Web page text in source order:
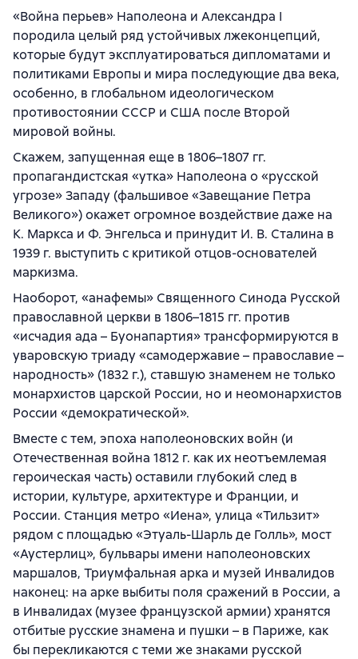
«Война перьев» Наполеона и Александра I
породила целый ряд устойчивых лжеконцепций,
которые будут эксплуатироваться дипломатами и
политиками Европы и мира последующие два века,
особенно, в глобальном идеологическом
противостоянии СССР и США после Второй
мировой войны.
Скажем, запущенная еще в 1806–1807 гг.
пропагандистская «утка» Наполеона о «русской
угрозе» Западу (фальшивое «Завещание Петра
Великого») окажет огромное воздействие даже на
К. Маркса и Ф. Энгельса и принудит И. В. Сталина в
1939 г. выступить с критикой отцов-основателей
маркизма.
Наоборот, «анафемы» Священного Синода Русской
православной церкви в 1806–1815 гг. против
«исчадия ада – Буонапартия» трансформируются в
уваровскую триаду «самодержавие – православие –
народность» (1832 г.), ставшую знаменем не только
монархистов царской России, но и неомонархистов
России «демократической».
Вместе с тем, эпоха наполеоновских войн (и
Отечественная война 1812 г. как их неотъемлемая
героическая часть) оставили глубокий след в
истории, культуре, архитектуре и Франции, и
России. Станция метро «Иена», улица «Тильзит»
рядом с площадью «Этуаль-Шарль де Голль», мост
«Аустерлиц», бульвары имени наполеоновских
маршалов, Триумфальная арка и музей Инвалидов
наконец: на арке выбиты поля сражений в России, а
в Инвалидах (музее французской армии) хранятся
отбитые русские знамена и пушки – в Париже, как
бы перекликаются с теми же знаками русской